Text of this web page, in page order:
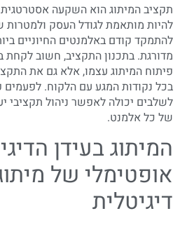
תקציב המיתוג הוא השקעה
להיות מותאמת לגודל העסק ולמטרות
להתמקד קודם באלמנטים החיוניים
מדורגת. בתכנון התקציב, חשוב
פיתוח המיתוג עצמו, אלא גם את
בכל נקודות המגע עם הלקוח. לפעמים
לשלבים יכולה לאפשר ניהול תקציבי
של כל אלמנט.
המיתוג בעידן
אופטימלי של
דיגיטלית